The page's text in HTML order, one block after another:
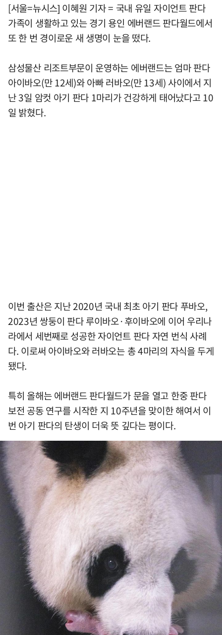
[서울=뉴시스] 이혜원 기자 = 국내 유일 자이언트 판다
가족이 생활하고 있는 경기 용인 에버랜드 판다월드에서
또 한 번 경이로운 새 생명이 눈을 떴다.
삼성물산 리조트부문이 운영하는 에버랜드는 엄마 판다
아이바오(만 12세)와 아빠 러바오(만 13세) 사이에서 지
난 3일 암컷 아기 판다 1마리가 건강하게 태어났다고 10
일 밝혔다.
이번 출산은 지난 2020년 국내 최초 아기 판다 푸바오,
2023년 쌍둥이 판다 루이바오·후이바오에 이어 우리나
라에서 세번째로 성공한 자이언트 판다 자연 번식 사례
다. 이로써 아이바오와 러바오는 총 4마리의 자식을 두게
됐다.
특히 올해는 에버랜드 판다월드가 문을 열고 한중 판다
보전 공동 연구를 시작한 지 10주년을 맞이한 해여서 이
번 아기 판다의 탄생이 더욱 뜻 깊다는 평이다.